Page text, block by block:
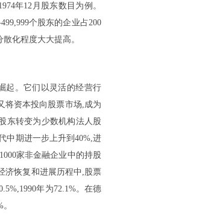
年12月股东数目为例。
个股东的企业占200
化程度大大提高。
起。它们以灵活的经营行
将资本投向股票市场,成为
东转变为少数机构法人股
中期进一步上升到40%,进
家非金融企业中的持股
济恢复和进展历程中,股票
年为72.1%。在德